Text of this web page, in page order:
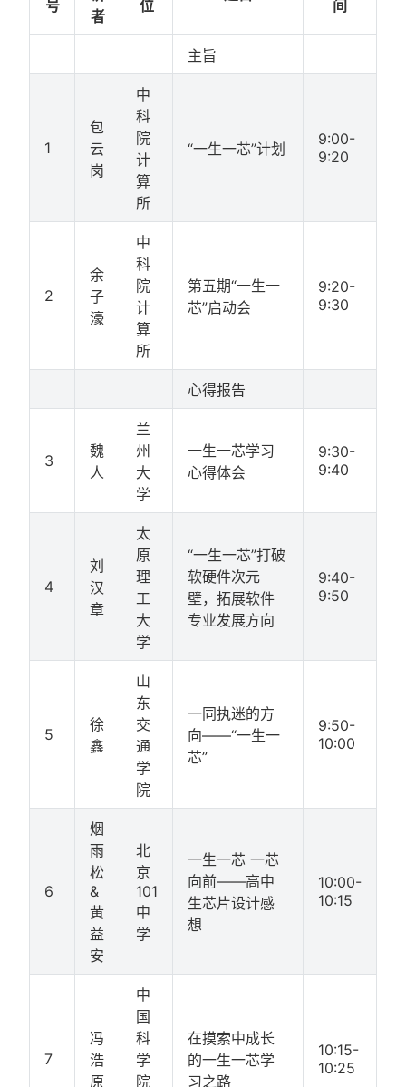
号
者
位
间
主旨
1
包
云
岗
中
科
院
计
算
所
“一生一芯”计划
9:00-
9:20
2
余
子
濠
中
科
院
计
算
所
第五期“一生一
芯”启动会
9:20-
9:30
心得报告
3
魏
人
兰
州
大
学
一生一芯学习
心得体会
9:30-
9:40
4
刘
汉
章
太
原
理
工
大
学
“一生一芯”打破
软硬件次元
壁，拓展软件
专业发展方向
9:40-
9:50
5
徐
鑫
山
东
交
通
学
院
一同执迷的方
向——“一生一
芯”
9:50-
10:00
6
烟
雨
松
&
黄
益
安
北
京
101
中
学
一生一芯 一芯
向前——高中
生芯片设计感
想
10:00-
10:15
7
冯
浩
原
中
国
科
学
院
在摸索中成长
的一生一芯学
习之路
10:15-
10:25